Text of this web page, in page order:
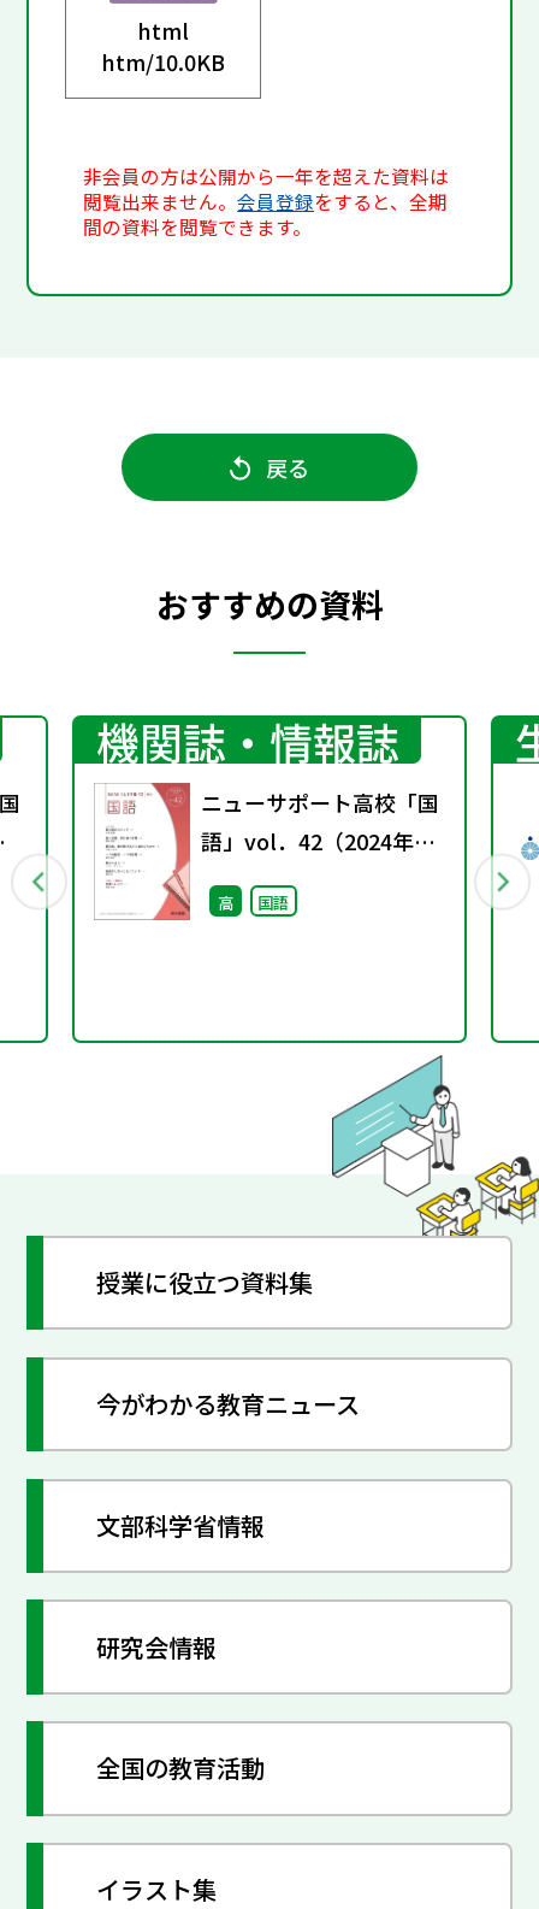
html
htm/10.0KB
非会員の方は公開から一年を超えた資料は
閲覧出来ません。会員登録をすると、全期
間の資料を閲覧できます。
戻る
おすすめの資料
機関誌・情報誌
ニューサポート高校「国
語」vol．42（2024年秋
号）
高 国語
授業に役立つ資料集
今がわかる教育ニュース
文部科学省情報
研究会情報
全国の教育活動
イラスト集